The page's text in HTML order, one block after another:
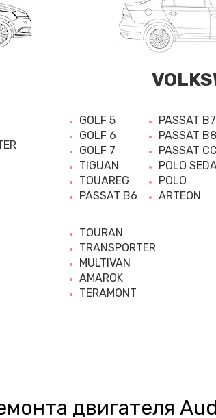
GOLF 5
GOLF 6
GOLF 7
TIGUAN
TOUAREG
PASSAT B6
PASSAT B7
PASSAT B8
PASSAT CC
POLO
POLO
ARTEON
TOURAN
TRANSPORTER
MULTIVAN
AMAROK
TERAMONT
двигателя